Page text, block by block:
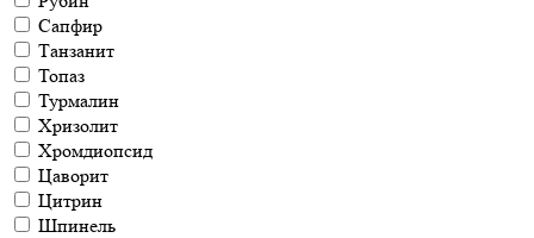
Сапфир
Танзанит
Топаз
Турмалин
Хризолит
Хромдиопсид
Цаворит
Цитрин
Шпинель